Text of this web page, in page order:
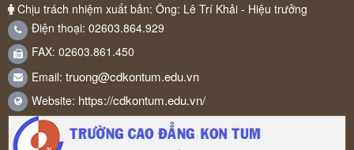
Chịu trách nhiệm xuất bản: Ông: Lê Trí Khải - Hiệu trưởng
Điện thoại: 02603.864.929
FAX: 02603.861.450
Email: truong@cdkontum.edu.vn
Website: https://cdkontum.edu.vn/